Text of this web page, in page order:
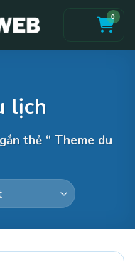
0
lịch
thẻ “ Theme du